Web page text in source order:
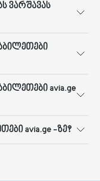
ვარშავას
avia.ge
avia.ge -ზე?